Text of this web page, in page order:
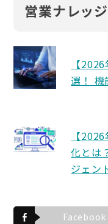
営業ナレッ
【
選！ 機
【
化とは
ジェン
Facebook